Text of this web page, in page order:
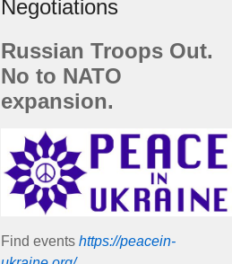
Negotiations
Russian Troops Out.
No to NATO
expansion.
Find events https://peace­in­